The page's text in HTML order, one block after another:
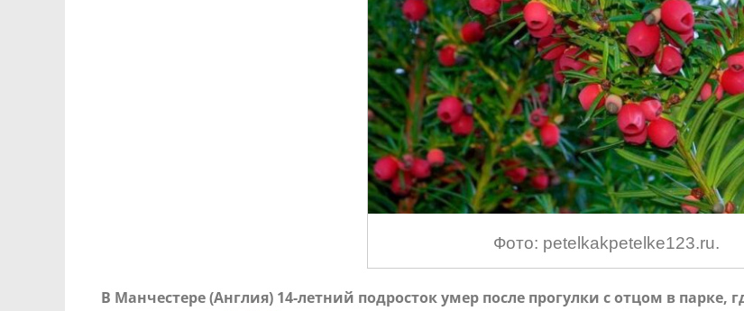
Фото: petelkakpetelke123.ru.
В Манчестере (Англия) 14-летний подросток умер после прогулки с отцом в парке,